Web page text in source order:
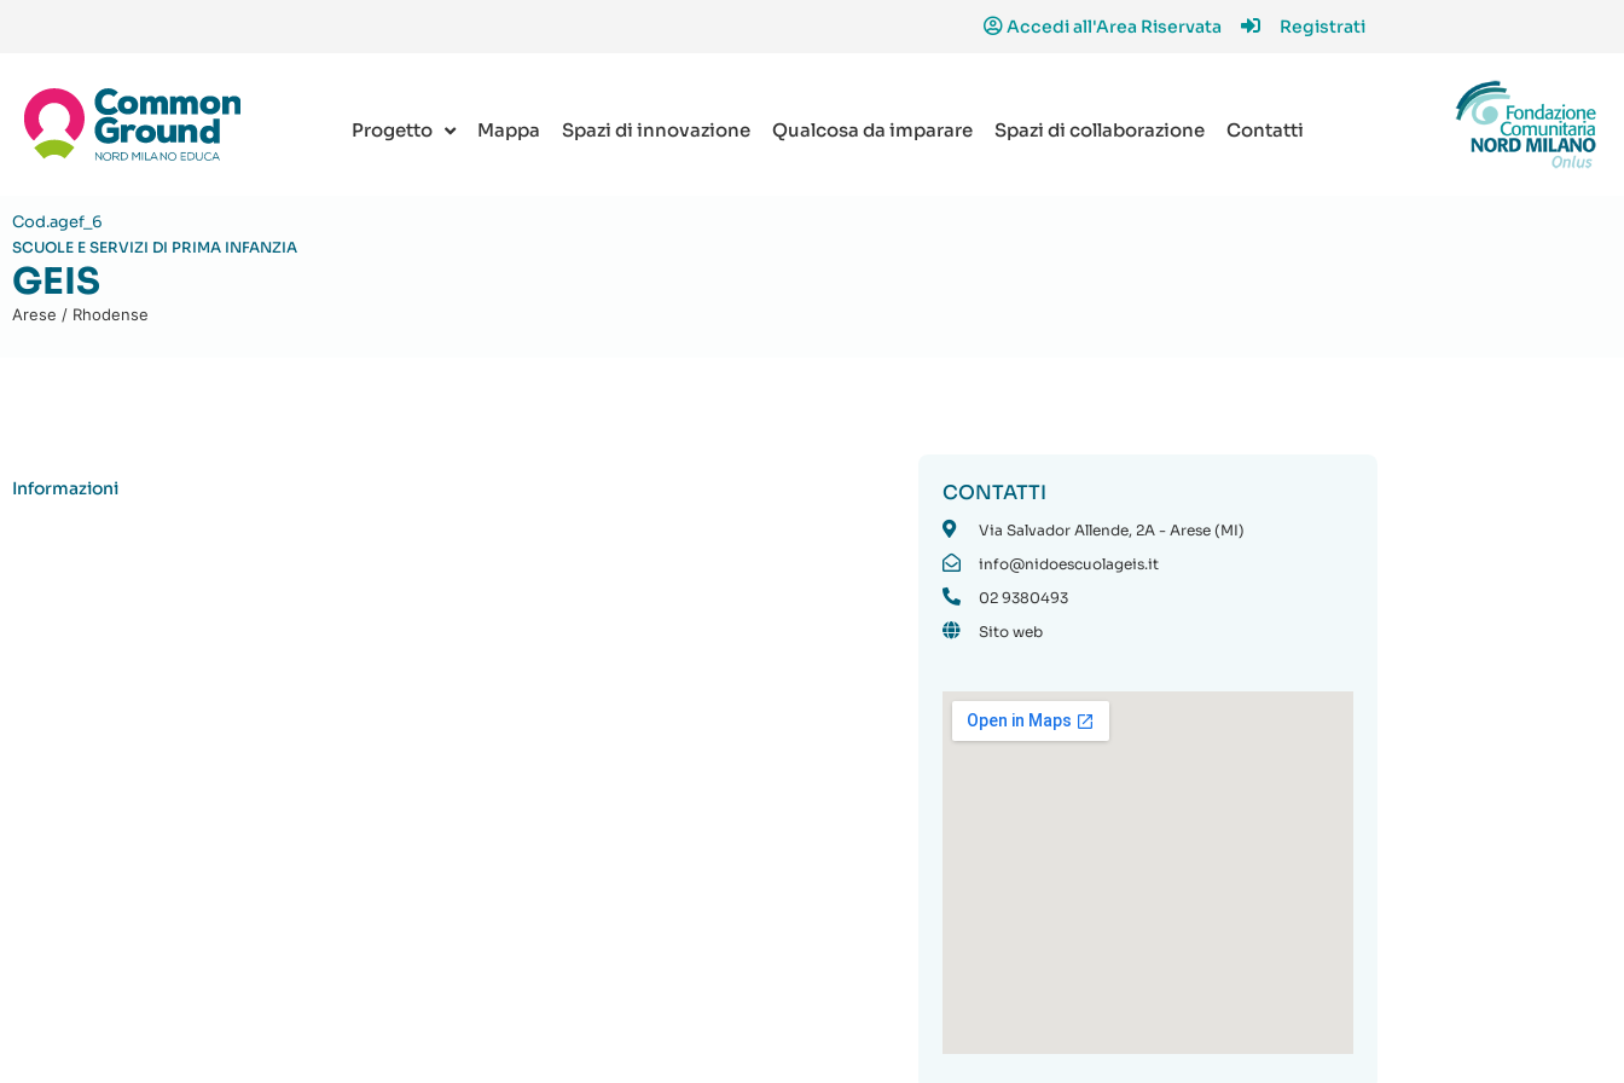
Accedi all'Area Riservata Registrati
Progetto Mappa Spazi di innovazione Qualcosa da imparare Spazi di collaborazione Contatti
Cod.agef_6
SCUOLE E SERVIZI DI PRIMA INFANZIA
GEIS
Arese / Rhodense
Informazioni CONTATTI
Via Salvador Allende, 2A - Arese (MI)
info@nidoescuolageis.it
02 9380493
Sito web